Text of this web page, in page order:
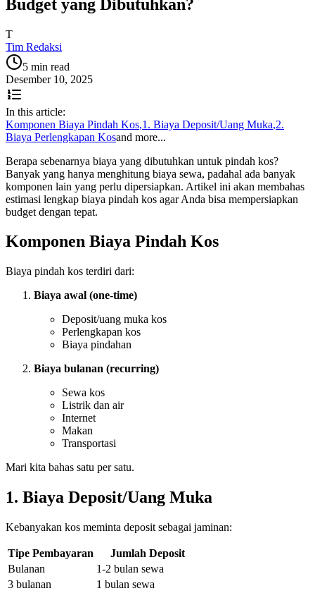
Budget yang Dibutuhkan?
T
Tim Redaksi
5 min read
Desember 10, 2025
In this article:
Komponen Biaya Pindah Kos,1. Biaya Deposit/Uang Muka,2.
Biaya Perlengkapan Kosand more...
Berapa sebenarnya biaya yang dibutuhkan untuk pindah kos?
Banyak yang hanya menghitung biaya sewa, padahal ada banyak
komponen lain yang perlu dipersiapkan. Artikel ini akan membahas
estimasi lengkap biaya pindah kos agar Anda bisa mempersiapkan
budget dengan tepat.
Komponen Biaya Pindah Kos
Biaya pindah kos terdiri dari:
Biaya awal (one-time)
Deposit/uang muka kos
Perlengkapan kos
Biaya pindahan
Biaya bulanan (recurring)
Sewa kos
Listrik dan air
Internet
Makan
Transportasi
Mari kita bahas satu per satu.
1. Biaya Deposit/Uang Muka
Kebanyakan kos meminta deposit sebagai jaminan:
Tipe Pembayaran
Jumlah Deposit
Bulanan
1-2 bulan sewa
3 bulanan
1 bulan sewa